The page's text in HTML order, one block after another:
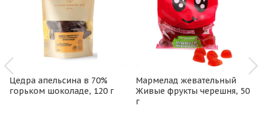
Цедра апельсина в 70%
горьком шоколаде, 120 г
Мармелад жевательный
Живые фрукты черешня, 50
г